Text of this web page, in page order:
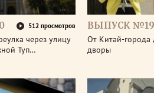
512 просмотров
через улицу
Туп…
ВЫПУСК №19
От Китай-города
дворы